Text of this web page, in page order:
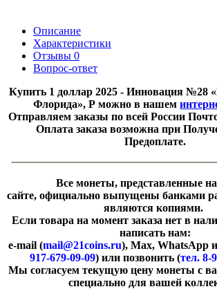
Описание
Характеристики
Отзывы 0
Вопрос-ответ
Купить 1 доллар 2025 - Инновация №28
Флорида», P можно в нашем
Отправляем заказы по всей России
Оплата заказа возможна при
Предоплате.
Все монеты, представленные
сайте, официально выпущены банками
являются копиями.
Если товара на момент заказа нет в
написать нам:
e-mail (mail@21coins.ru), Max, WhatsApp
917-679-09-09) или позвонить (тел. 8-
​Мы согласуем текущую цену монеты с
специально для вашей